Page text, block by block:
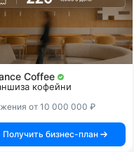
Coffee
кофейни
от 10 000 000 ₽
Получить бизнес-план